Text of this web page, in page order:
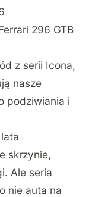
296 GTB
z serii Icona,
nasze
podziwiania i
skrzynie,
Ale seria
nie auta na